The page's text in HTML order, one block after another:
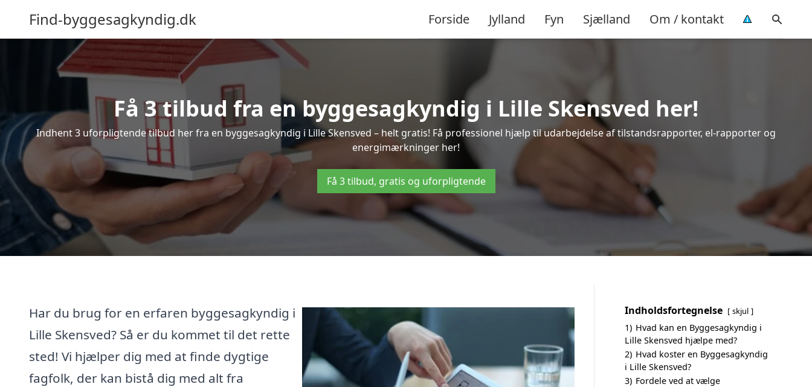
Find-byggesagkyndig.dk Forside Jylland Fyn Sjælland Om / kontakt
Få 3 tilbud fra en byggesagkyndig i Lille Skensved her!
Indhent 3 uforpligtende tilbud her fra en byggesagkyndig i Lille Skensved – helt gratis! Få professionel hjælp til udarbejdelse af tilstandsrapporter, el-rapporter og
energimærkninger her!
Få 3 tilbud, gratis og uforpligtende
Har du brug for en erfaren byggesagkyndig i
Lille Skensved? Så er du kommet til det rette
sted! Vi hjælper dig med at finde dygtige
fagfolk, der kan bistå dig med alt fra
Indholdsfortegnelse skjul
1) Hvad kan en Byggesagkyndig i
Lille Skensved hjælpe med?
2) Hvad koster en Byggesagkyndig
i Lille Skensved?
3) Fordele ved at vælge